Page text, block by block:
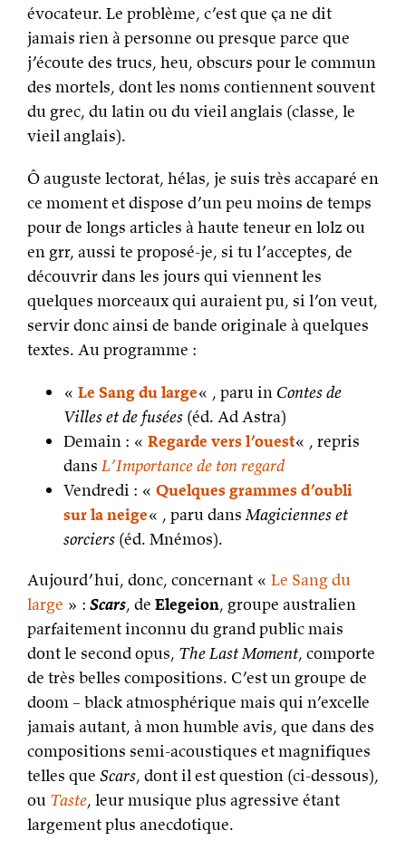
évocateur. Le problème, c’est que ça ne dit
jamais rien à personne ou presque parce que
j’écoute des trucs, heu, obscurs pour le commun
des mortels, dont les noms contiennent souvent
du grec, du latin ou du vieil anglais (classe, le
vieil anglais).
Ô auguste lectorat, hélas, je suis très accaparé en
ce moment et dispose d’un peu moins de temps
pour de longs articles à haute teneur en lolz ou
en grr, aussi te proposé-je, si tu l’acceptes, de
découvrir dans les jours qui viennent les
quelques morceaux qui auraient pu, si l’on veut,
servir donc ainsi de bande originale à quelques
textes. Au programme :
« Le Sang du large« , paru in Contes de
Villes et de fusées (éd. Ad Astra)
Demain : « Regarde vers l’ouest« , repris
dans L’Importance de ton regard
Vendredi : « Quelques grammes d’oubli
sur la neige« , paru dansMagiciennes et
sorciers (éd. Mnémos).
Aujourd’hui, donc, concernant « Le Sang du
large » : Scars, de Elegeion, groupe australien
parfaitement inconnu du grand public mais
dont le second opus, The Last Moment, comporte
de très belles compositions. C’est un groupe de
doom – black atmosphérique mais qui n’excelle
jamais autant, à mon humble avis, que dans des
compositions semi-acoustiques et magnifiques
telles que Scars, dont il est question (ci-dessous),
ou Taste, leur musique plus agressive étant
largement plus anecdotique.